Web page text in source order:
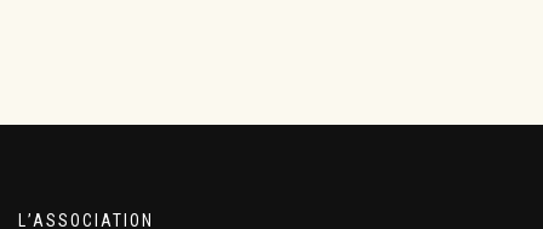
L’ASSOCIATION